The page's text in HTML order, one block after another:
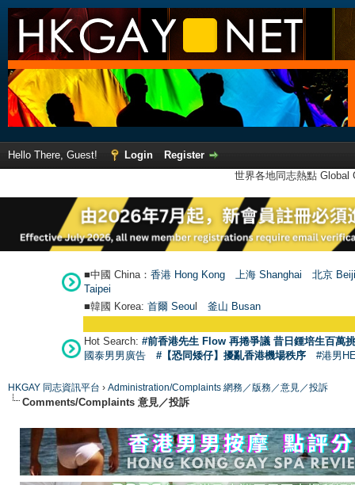
Hello There, Guest! Login
Register
世界各地同志熱點
■中國 China： 香港 Hong Kong 上海 Shanghai
北京
Taipei
■韓國 Korea: 首爾 Seoul 釜山 Busan
Hot Search: #前香港先生 Flow 再捲爭議 昔日鍾培生百萬
國泰男男廣告
#【恐同矮仔】擾亂香港機場秩序 #港男
HKGAY 同志資訊平台 › Administration/Complaints 網務／版務／意見／投訴
Comments/Complaints 意見／投訴